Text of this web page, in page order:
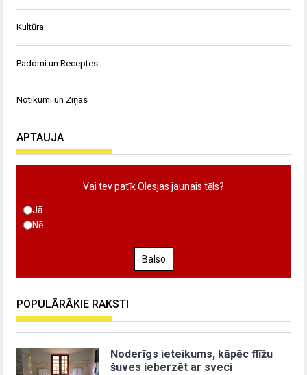
Kultūra
Padomi un Receptes
Notikumi un Ziņas
APTAUJA
Vai tev patīk Olesjas jaunais tēls?
Jā
Nē
Balso
POPULĀRĀKIE RAKSTI
Noderīgs ieteikums, kāpēc flīžu
šuves ieberzēt ar sveci